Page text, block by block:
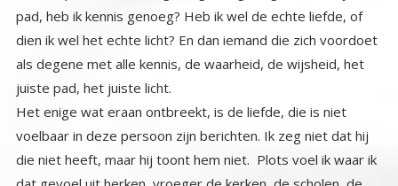
juiste pad, het juiste licht.
Het enige wat eraan ontbreekt, is de liefde, die is niet
voelbaar in deze persoon zijn berichten. Ik zeg niet dat hij
die niet heeft, maar hij toont hem niet. Plots voel ik waar ik
dat gevoel uit herken, vroeger de kerken, de scholen, de
pastoors, de nonnen, de dominees, allen verkondigden ‘hun’
waarheid als de enige juiste, hun pad als het enige pad naar
god. En al die paden waren moeilijk pijnlijk, lastig, bijna
onmogelijk, want we zijn zondaars, we zijn slecht etc etc.